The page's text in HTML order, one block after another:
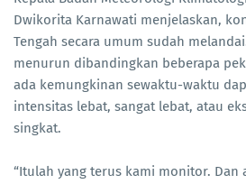
Dwikorita Karnawati menjelaskan,
Tengah secara umum sudah
menurun dibandingkan beberapa
ada kemungkinan sewaktu-waktu
intensitas lebat, sangat lebat, atau
singkat.
“Itulah yang terus kami monitor. Dan